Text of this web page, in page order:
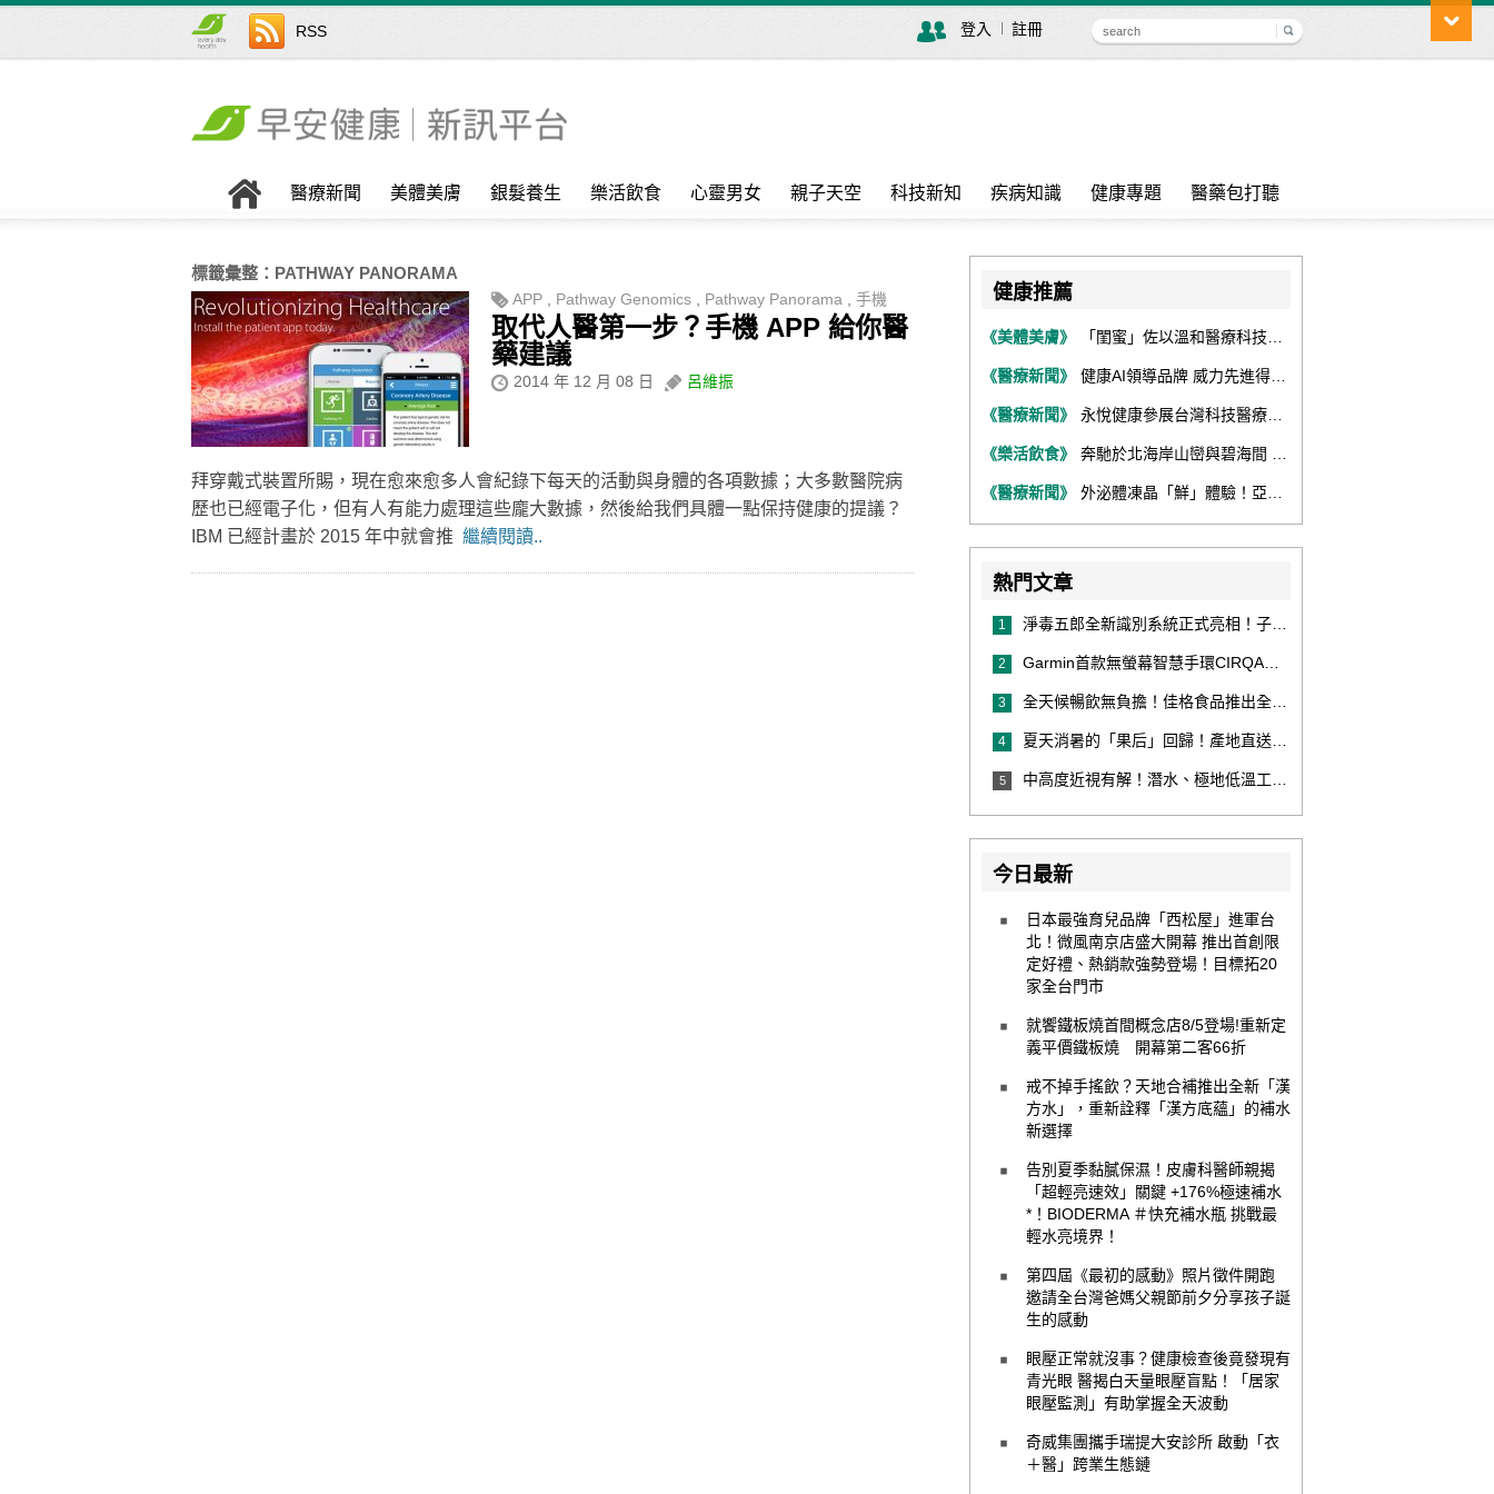
RSS 登入 註冊
醫療新聞 美體美膚 銀髮養生 樂活飲食 心靈男女 親子天空 科技新知 疾病知識 健康專題 醫藥包打聽
標籤彙整： PATHWAY PANORAMA
APP Pathway Genomics Pathway Panorama 手機
取代人醫第一步？手機 APP 給你醫
藥建議
2014 年 12 月 08 日 呂維振
拜穿戴式裝置所賜，現在愈來愈多人會紀錄下每天的活動與身體的各項數據；大多數醫院病
歷也已經電子化，但有人有能力處理這些龐大數據，然後給我們具體一點保持健康的提議？
IBM 已經計畫於 2015 年中就會推 繼續閱讀..
健康推薦
《美體美膚》 「閨蜜」佐以溫和醫療科技，陪伴女性找回身體舒適與自信
《醫療新聞》 健康AI領導品牌 威力先進得獎不斷 同獲『玉山獎』『金炬獎』最高肯定
《醫療新聞》 永悅健康參展台灣科技醫療展 展現數位健康全場景整合能力
《樂活飲食》 奔馳於北海岸山巒與碧海間 跑出屬於你的生命之光 『2026光境半程馬拉松挑戰賽－升龍道』火熱報名中
《醫療新聞》 外泌體凍晶「鮮」體驗！亞家生技解鎖24個月高活性 專利瓶蓋「秒回溶」超驚艷！醫科展秀「睛」亮神采
熱門文章
1 淨毒五郎全新識別系統正式亮相！子品牌然本再推體香噴霧新產品！
2 Garmin首款無螢幕智慧手環CIRQA登場 專注健康無須訂閱！ 輕量舒適風格百搭 生態系無縫串接 打造全天候零干擾健康與恢復管理新體驗
3 全天候暢飲無負擔！佳格食品推出全新穀物茶品牌「穀萃」 首發「穀萃 蕎麥國寶茶」無糖、0咖啡因 24小時暖心陪伴
4 夏天消暑的「果后」回歸！產地直送泰國鮮山竹，打造夏日最頂級的天然補給
5 中高度近視有解！潛水、極地低溫工作者優選 EVO ICL 膠原蛋白眼內鏡
今日最新
日本最強育兒品牌「西松屋」進軍台
北！微風南京店盛大開幕 推出首創限
定好禮、熱銷款強勢登場！目標拓20
家全台門市
就饗鐵板燒首間概念店8/5登場!重新定
義平價鐵板燒 開幕第二客66折
戒不掉手搖飲？天地合補推出全新「漢
方水」，重新詮釋「漢方底蘊」的補水
新選擇
告別夏季黏膩保濕！皮膚科醫師親揭
「超輕亮速效」關鍵 +176%極速補水
*！BIODERMA ＃快充補水瓶 挑戰最
輕水亮境界！
第四屆《最初的感動》照片徵件開跑
邀請全台灣爸媽父親節前夕分享孩子誕
生的感動
眼壓正常就沒事？健康檢查後竟發現有
青光眼 醫揭白天量眼壓盲點！「居家
眼壓監測」有助掌握全天波動
奇威集團攜手瑞提大安診所 啟動「衣
＋醫」跨業生態鏈